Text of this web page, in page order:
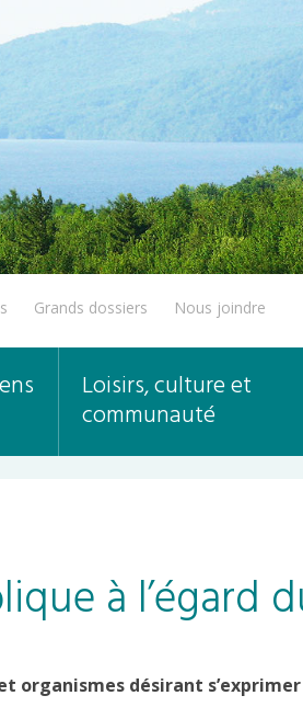
Grands dossiers Nous joindre
Loisirs, culture et
communauté
à l’égard
organismes désirant